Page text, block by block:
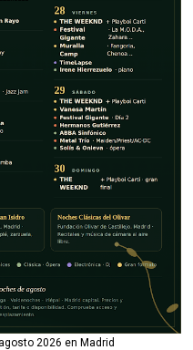
2026 en Madrid